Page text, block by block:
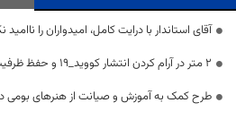
آقای استاندار با درایت کامل، امیدواران را ناامید
۲ متر در آرام کردن انتشار کووید_۱۹ و حفظ ظرفیت بیمارستان ها موثر است
طرح کمک به آموزش و صیانت از هنرهای